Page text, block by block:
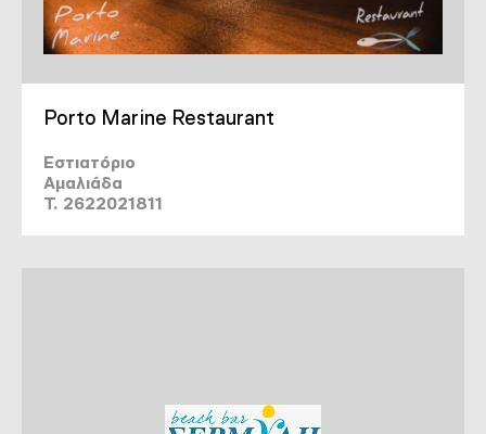
Porto Marine Restaurant
Εστιατόριο
Αμαλιάδα
T. 2622021811